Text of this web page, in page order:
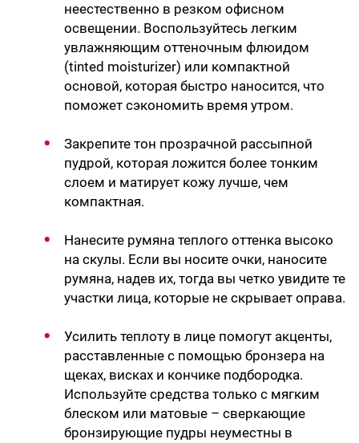
неестественно в резком офисном
освещении. Воспользуйтесь легким
увлажняющим оттеночным флюидом
(tinted moisturizer) или компактной
основой, которая быстро наносится, что
поможет сэкономить время утром.
Закрепите тон прозрачной рассыпной
пудрой, которая ложится более тонким
слоем и матирует кожу лучше, чем
компактная.
Нанесите румяна теплого оттенка высоко
на скулы. Если вы носите очки, наносите
румяна, надев их, тогда вы четко увидите те
участки лица, которые не скрывает оправа.
Усилить теплоту в лице помогут акценты,
расставленные с помощью бронзера на
щеках, висках и кончике подбородка.
Используйте средства только с мягким
блеском или матовые – сверкающие
бронзирующие пудры неуместны в